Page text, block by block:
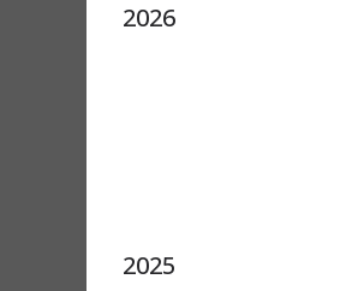
2026
2025